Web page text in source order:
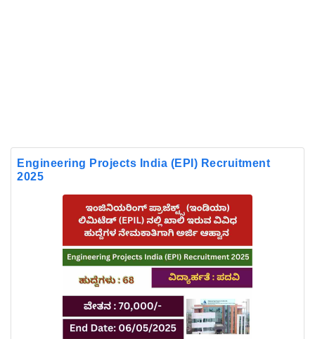
Engineering Projects India (EPI) Recruitment
2025